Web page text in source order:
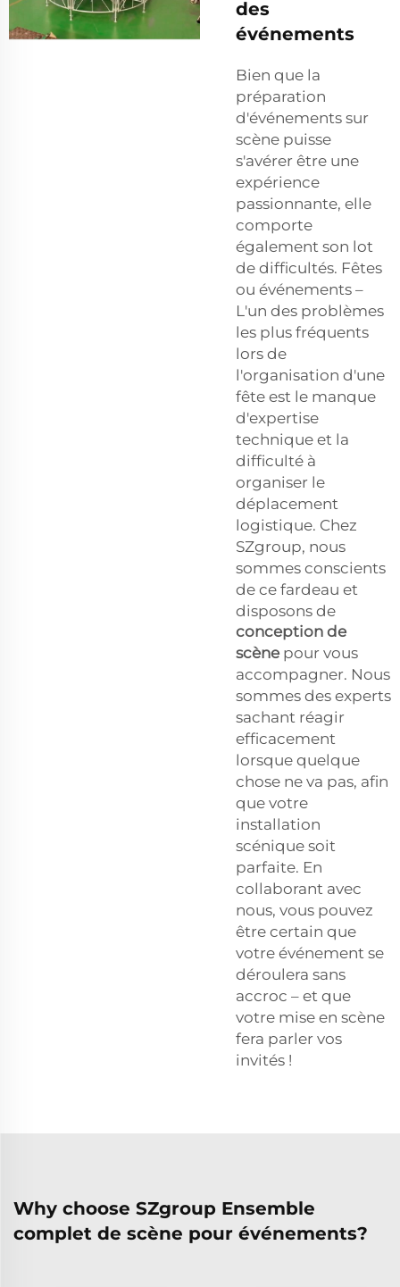
des
événements
Bien que la
préparation
d'événements sur
scène puisse
s'avérer être une
expérience
passionnante, elle
comporte
également son lot
de difficultés. Fêtes
ou événements –
L'un des problèmes
les plus fréquents
lors de
l'organisation d'une
fête est le manque
d'expertise
technique et la
difficulté à
organiser le
déplacement
logistique. Chez
SZgroup, nous
sommes conscients
de ce fardeau et
disposons de
conception de
scène pour vous
accompagner. Nous
sommes des experts
sachant réagir
efficacement
lorsque quelque
chose ne va pas, afin
que votre
installation
scénique soit
parfaite. En
collaborant avec
nous, vous pouvez
être certain que
votre événement se
déroulera sans
accroc – et que
votre mise en scène
fera parler vos
invités !
Why choose SZgroup Ensemble
complet de scène pour événements?